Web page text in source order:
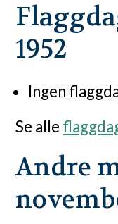
1952
Ingen
Se alle
Andre